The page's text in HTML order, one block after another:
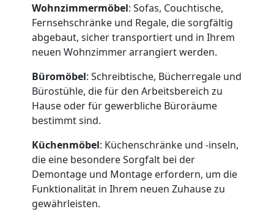
Wohnzimmermöbel: Sofas, Couchtische,
Fernsehschränke und Regale, die sorgfältig
abgebaut, sicher transportiert und in Ihrem
neuen Wohnzimmer arrangiert werden.
Büromöbel: Schreibtische, Bücherregale und
Bürostühle, die für den Arbeitsbereich zu
Hause oder für gewerbliche Büroräume
bestimmt sind.
Küchenmöbel: Küchenschränke und -inseln,
die eine besondere Sorgfalt bei der
Demontage und Montage erfordern, um die
Funktionalität in Ihrem neuen Zuhause zu
gewährleisten.
Umzugshelfer
Dornbirn
Möbeltaxi
Dornbirn
Kleintransport
Dornbirn